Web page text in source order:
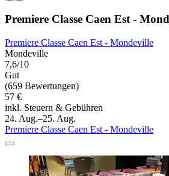
Premiere Classe Caen Est -
Premiere Classe Caen Est - Mondeville
Mondeville
7,6/10
Gut
(659 Bewertungen)
57 €
inkl. Steuern & Gebühren
24. Aug.–25. Aug.
Premiere Classe Caen Est - Mondeville